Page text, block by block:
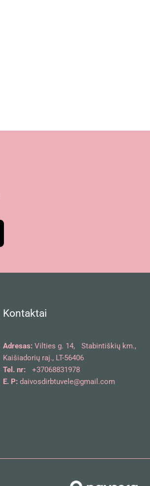
Kontaktai
Adresas:Vilties g. 14, Stabintiškių km.,
Kaišiadorių raj., LT-56406
Tel. nr:
+37068831978
E. P: daivosdirbtuvele@gmail.com